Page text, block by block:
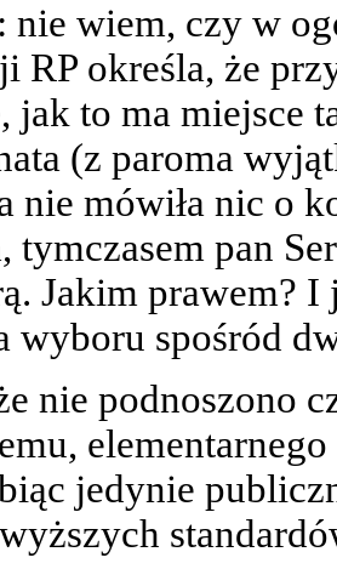
nie wiem, czy w
RP określa, że
jak to ma miejsce
(z paroma
nie mówiła nic o
tymczasem pan
Jakim prawem?
wyboru spośród
nie podnoszono
jedynie